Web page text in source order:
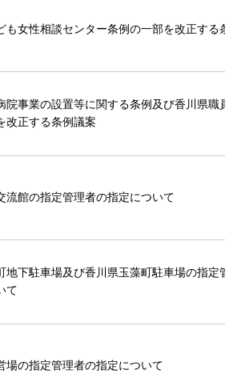
も女性相談センター条例の一部を改正する
院事業の設置等に関する条例及び香川県職
改正する条例議案
流館の指定管理者の指定について
地下駐車場及び香川県玉藻町駐車場の指定
て
場の指定管理者の指定について